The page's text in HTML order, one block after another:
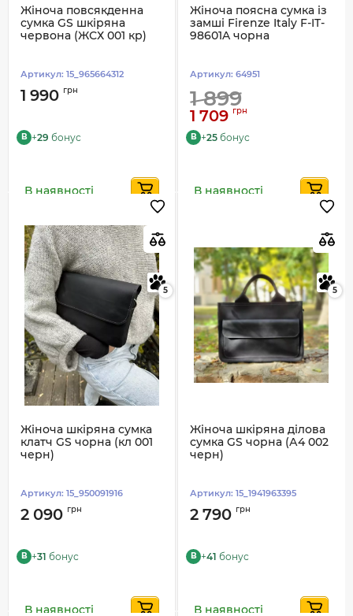
Жіноча повсякденна
сумка GS шкіряна
червона (ЖСХ 001 кр)
Артикул: 15_965664312
1 990 грн
B +29 бонус
В наявності
Жіноча поясна сумка із
замші Firenze Italy F-IT-
98601A чорна
Артикул: 64951
1 899
1 709 грн
B +25 бонус
В наявності
5
Жіноча шкіряна сумка
клатч GS чорна (кл 001
черн)
Артикул: 15_950091916
2 090 грн
B +31 бонус
В наявності
5
Жіноча шкіряна ділова
сумка GS чорна (А4 002
черн)
Артикул: 15_1941963395
2 790 грн
B +41 бонус
В наявності